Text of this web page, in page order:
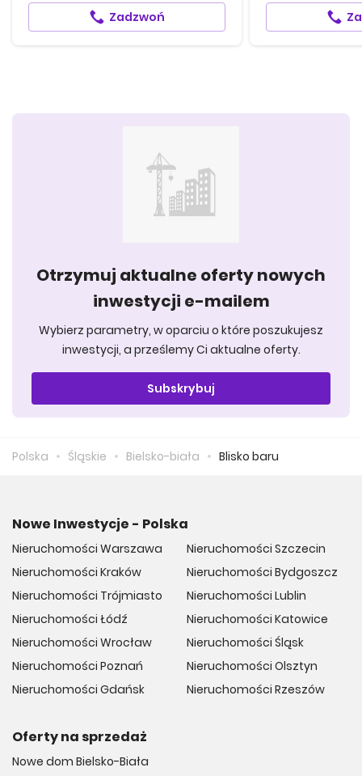
Zadzwoń
Otrzymuj aktualne oferty nowych
inwestycji e-mailem
Wybierz parametry, w oparciu o które poszukujesz
inwestycji, a prześlemy Ci aktualne oferty.
Subskrybuj
Polska Śląskie Bielsko-biała Blisko baru
Nowe Inwestycje - Polska
Nieruchomości Warszawa
Nieruchomości Kraków
Nieruchomości Trójmiasto
Nieruchomości Łódź
Nieruchomości Wrocław
Nieruchomości Poznań
Nieruchomości Gdańsk
Nieruchomości Szczecin
Nieruchomości Bydgoszcz
Nieruchomości Lublin
Nieruchomości Katowice
Nieruchomości Śląsk
Nieruchomości Olsztyn
Nieruchomości Rzeszów
Oferty na sprzedaż
Nowe dom Bielsko-Biała